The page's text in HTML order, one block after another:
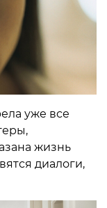
уже все
жизнь
диалоги,